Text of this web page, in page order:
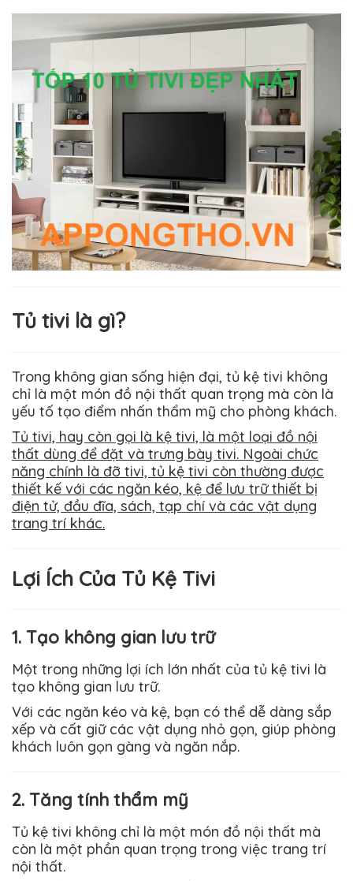
Tủ tivi là gì?
Trong không gian sống hiện đại, tủ kệ tivi không
chỉ là một món đồ nội thất quan trọng mà còn là
yếu tố tạo điểm nhấn thẩm mỹ cho phòng khách.
Tủ tivi, hay còn gọi là kệ tivi, là một loại đồ nội
thất dùng để đặt và trưng bày tivi. Ngoài chức
năng chính là đỡ tivi, tủ kệ tivi còn thường được
thiết kế với các ngăn kéo, kệ để lưu trữ thiết bị
điện tử, đầu đĩa, sách, tạp chí và các vật dụng
trang trí khác.
Lợi Ích Của Tủ Kệ Tivi
1. Tạo không gian lưu trữ
Một trong những lợi ích lớn nhất của tủ kệ tivi là
tạo không gian lưu trữ.
Với các ngăn kéo và kệ, bạn có thể dễ dàng sắp
xếp và cất giữ các vật dụng nhỏ gọn, giúp phòng
khách luôn gọn gàng và ngăn nắp.
2. Tăng tính thẩm mỹ
Tủ kệ tivi không chỉ là một món đồ nội thất mà
còn là một phần quan trọng trong việc trang trí
nội thất.